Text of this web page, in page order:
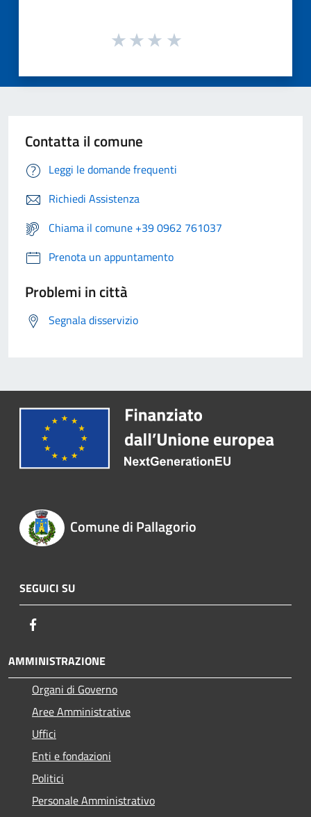
Contatta il comune
Leggi le domande frequenti
Richiedi Assistenza
Chiama il comune +39 0962 761037
Prenota un appuntamento
Problemi in città
Segnala disservizio
Comune di Pallagorio
SEGUICI SU
AMMINISTRAZIONE
Organi di Governo
Aree Amministrative
Uffici
Enti e fondazioni
Politici
Personale Amministrativo